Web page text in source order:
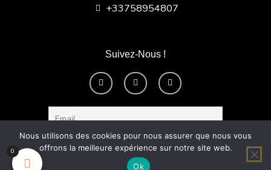
Suivez-Nous !
F
a
c
b
k
f
I
n
s
a
a
m
Y
o
u
u
+33758954807
0
Nous utilisons des cookies pour nous assurer que nous vous
offrons la meilleure expérience sur notre site web.
Ok